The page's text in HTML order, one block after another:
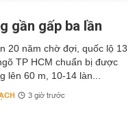
gần gấp ba lần
20 năm chờ đợi, quốc lộ 13
TP HCM chuẩn bị được
lên 60 m, 10-14 làn...
3 giờ trước